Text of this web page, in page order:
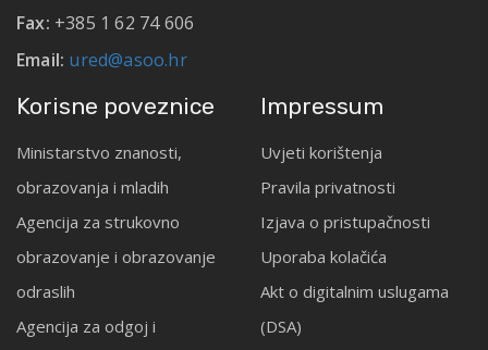
Fax: +385 1 62 74 606
Email: ured@asoo.hr
Korisne poveznice
Ministarstvo znanosti,
obrazovanja i mladih
Agencija za strukovno
obrazovanje i obrazovanje
odraslih
Agencija za odgoj i
Impressum
Uvjeti korištenja
Pravila privatnosti
Izjava o pristupačnosti
Uporaba kolačića
Akt o digitalnim uslugama
(DSA)